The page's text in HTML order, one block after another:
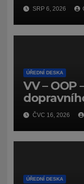
SRP 6, 2026
ÚŘEDNÍ DESKA
VV – OOP
7159/26/
ČVC 16, 2026
ÚŘEDNÍ DESKA